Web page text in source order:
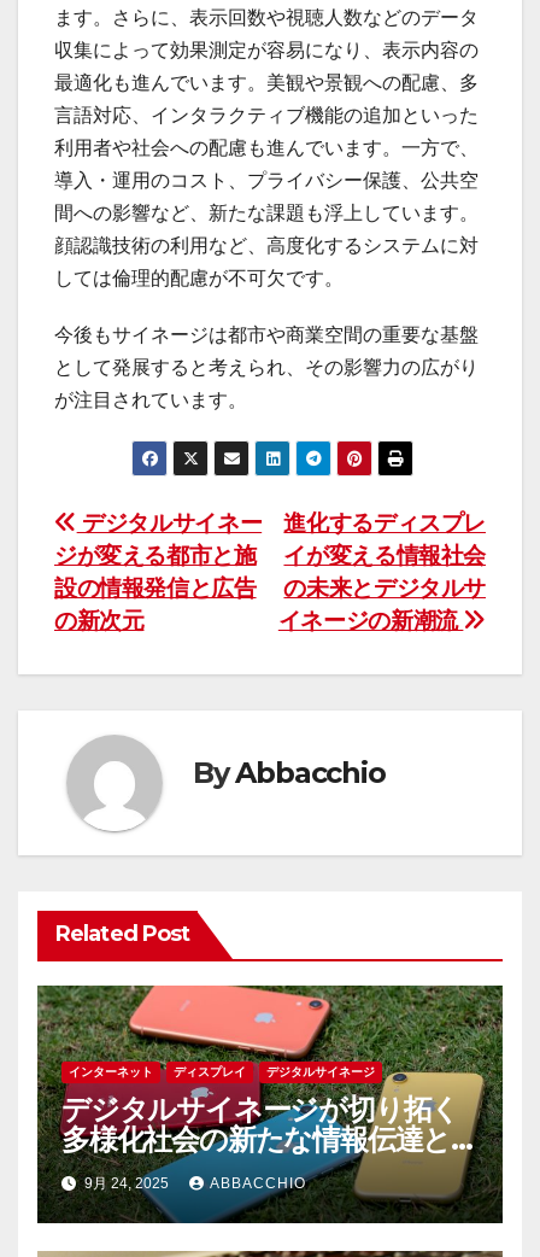
ます。さらに、表示回数や視聴人数などのデータ
収集によって効果測定が容易になり、表示内容の
最適化も進んでいます。美観や景観への配慮、多
言語対応、インタラクティブ機能の追加といった
利用者や社会への配慮も進んでいます。一方で、
導入・運用のコスト、プライバシー保護、公共空
間への影響など、新たな課題も浮上しています。
顔認識技術の利用など、高度化するシステムに対
しては倫理的配慮が不可欠です。
今後もサイネージは都市や商業空間の重要な基盤
として発展すると考えられ、その影響力の広がり
が注目されています。
投
稿
ナ
ビ
ゲ
ー
シ
ン
進化するディスプレ
イが変える情報社会
の未来とデジタルサ
イネージの新潮流
デジタルサイネー
ジが変える都市と施
設の情報発信と広告
の新次元
ByAbbacchio
Related Post
インターネット ディスプレイ デジタルサイネージ
デジタルサイネージが切り拓く
多様化社会の新たな情報伝達と
コミュニケーションの未来
9月 24, 2025 ABBACCHIO